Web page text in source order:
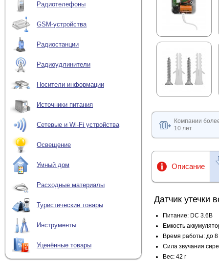
Радиотелефоны
GSM-устройства
Радиостанции
Радиоудлинители
Носители информации
Источники питания
Сетевые и Wi-Fi устройства
Освещение
Умный дом
Расходные материалы
Туристические товары
Инструменты
Уценённые товары
Компании
10 лет
Описание
Датчик утечки
Питание: DC 3.6В
Емкость
Время работы: до 8
Сила звучания
Вес: 42 г